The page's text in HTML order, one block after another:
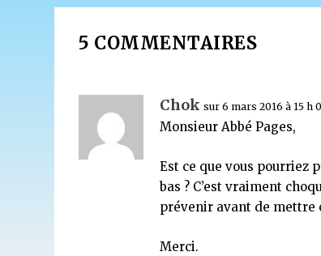
5 COMMENTAIRES
Chok sur 6 mars 2016 à 15 h
Monsieur Abbé Pages,
Est ce que vous pourriez
bas ? C’est vraiment
prévenir avant de mettre
Merci.